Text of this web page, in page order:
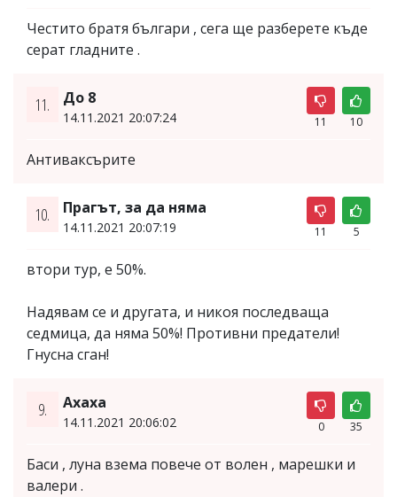
Честито братя българи , сега ще разберете къде
серат гладните .
11. До 8
14.11.2021 20:07:24 11 10
Антиваксърите
10. Прагът, за да няма
14.11.2021 20:07:19 11 5
втори тур, е 50%.
Надявам се и другата, и никоя последваща
седмица, да няма 50%! Противни предатели!
Гнусна сган!
9. Ахаха
14.11.2021 20:06:02 0 35
Баси , луна взема повече от волен , марешки и
валери .